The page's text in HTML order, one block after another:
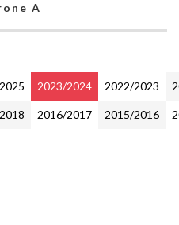
A
2023/2024 2022/2023
2016/2017 2015/2016